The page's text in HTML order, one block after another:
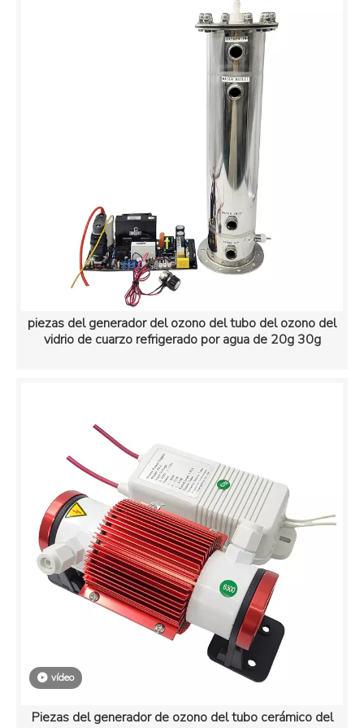
piezas del generador del ozono del tubo del ozono del
vidrio de cuarzo refrigerado por agua de 20g 30g
vídeo
Piezas del generador de ozono del tubo cerámico del